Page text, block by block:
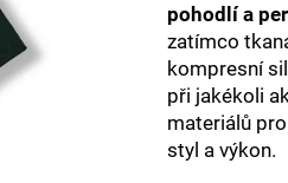
pohodlí a
zatímco
kompresní
při jakékoli
materiálů
styl a výkon.